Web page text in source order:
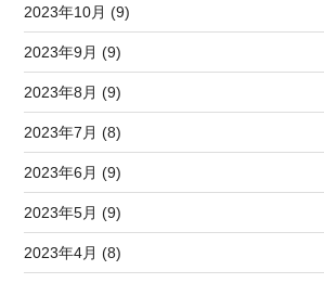
2023年10月 (9)
2023年9月 (9)
2023年8月 (9)
2023年7月 (8)
2023年6月 (9)
2023年5月 (9)
2023年4月 (8)